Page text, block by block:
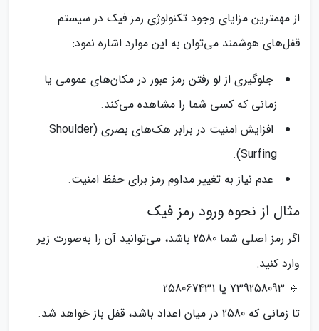
از مهمترین مزایای وجود تکنولوژی رمز فیک در سیستم
قفل‌های هوشمند می‌توان به این موارد اشاره نمود:
جلوگیری از لو رفتن رمز عبور در مکان‌های عمومی یا
زمانی که کسی شما را مشاهده می‌کند.
افزایش امنیت در برابر هک‌های بصری (Shoulder
Surfing).
عدم نیاز به تغییر مداوم رمز برای حفظ امنیت.
مثال از نحوه ورود رمز فیک
اگر رمز اصلی شما 2580 باشد، می‌توانید آن را به‌صورت زیر
وارد کنید:
🔹 739258093 یا 258067431
تا زمانی که 2580 در میان اعداد باشد، قفل باز خواهد شد.